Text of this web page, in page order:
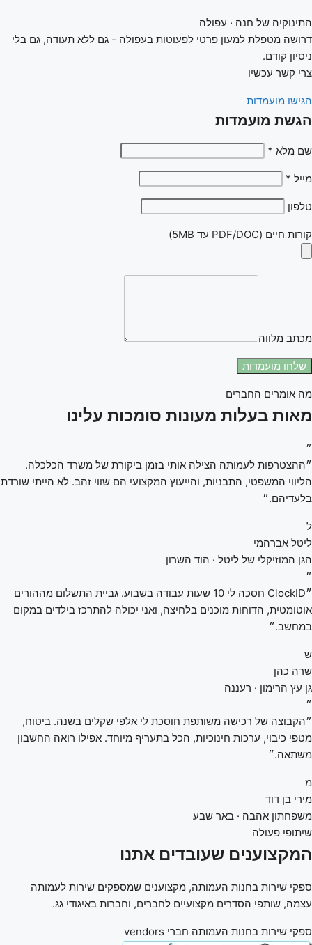
התינוקיה של חנה · עפולה
דרושה מטפלת למעון פרטי לפעוטות בעפולה - גם ללא תעודה, גם בלי
ניסיון קודם.
צרי קשר עכשיו
הגישו מועמדות
הגשת מועמדות
שם מלא *
מייל *
טלפון
קורות חיים (PDF/DOC עד 5MB)
מכתב מלווה
שלחו מועמדות
מה אומרים החברים
מאות בעלות מעונות סומכות עלינו
״
״ההצטרפות לעמותה הצילה אותי בזמן ביקורת של משרד הכלכלה.
הליווי המשפטי, התבניות, והייעוץ המקצועי הם שווי זהב. לא הייתי שורדת
בלעדיהם.״
ל
ליטל אברהמי
הגן המוזיקלי של ליטל · הוד השרון
״
״ClockID חסכה לי 10 שעות עבודה בשבוע. גביית התשלום מההורים
אוטומטית, הדוחות מוכנים בלחיצה, ואני יכולה להתרכז בילדים במקום
במחשב.״
ש
שרה כהן
גן עץ הרימון · רעננה
״
״הקבוצה של רכישה משותפת חוסכת לי אלפי שקלים בשנה. ביטוח,
מטפי כיבוי, ערכות חינוכיות, הכל בתעריף מיוחד. אפילו רואה החשבון
משתאה.״
מ
מירי בן דוד
משפחתון אהבה · באר שבע
שיתופי פעולה
המקצוענים שעובדים אתנו
ספקי שירות בחנות העמותה, מקצוענים שמספקים שירות לעמותה
עצמה, שותפי הסדרים מקצועיים לחברים, וחברות באיגודי גג.
ספקי שירות בחנות העמותה חברי vendors